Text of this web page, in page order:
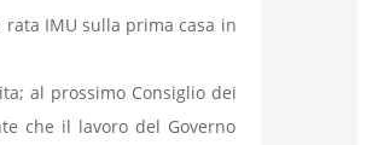
IMU sulla prima casa in
al prossimo Consiglio dei
che il lavoro del Governo